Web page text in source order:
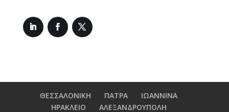
ΘΕΣΣΑΛΟΝΙΚΗ ΠΑΤΡΑ
ΙΩΑΝΝΙΝΑ
ΗΡΑΚΛΕΙΟ
ΑΛΕΞΑΝΔΡΟΥΠΟΛΗ